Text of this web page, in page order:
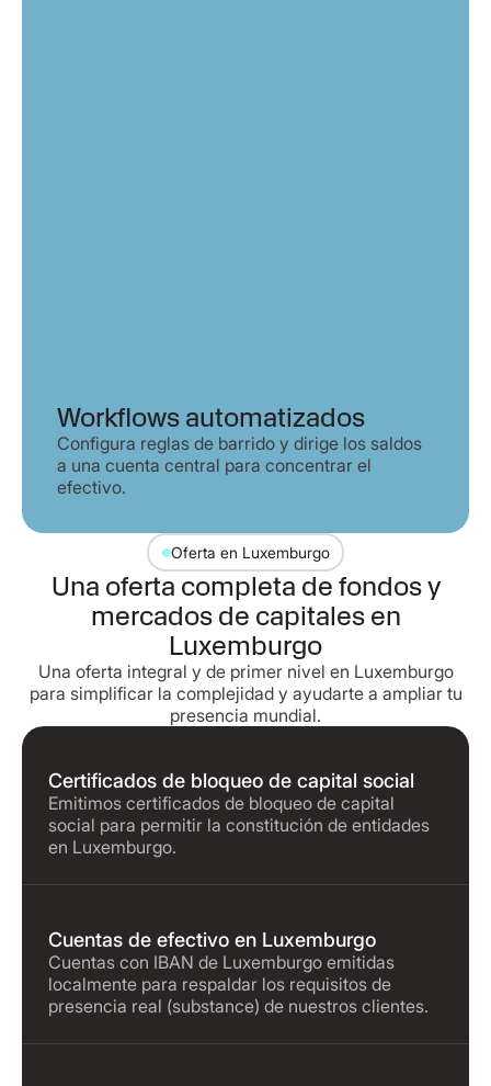
Workflows automatizados
Configura reglas de barrido y dirige los saldos
a una cuenta central para concentrar el
efectivo.
Oferta en Luxemburgo
Una oferta completa de fondos y
mercados de capitales en
Luxemburgo
Una oferta integral y de primer nivel en Luxemburgo
para simplificar la complejidad y ayudarte a ampliar tu
presencia mundial.
Certificados de bloqueo de capital social
Emitimos certificados de bloqueo de capital
social para permitir la constitución de entidades
en Luxemburgo.
Cuentas de efectivo en Luxemburgo
Cuentas con IBAN de Luxemburgo emitidas
localmente para respaldar los requisitos de
presencia real (substance) de nuestros clientes.